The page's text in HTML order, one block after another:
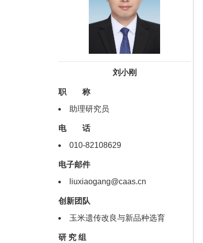
刘小刚
职 称
助理研究员
电 话
010-82108629
电子邮件
liuxiaogang@caas.cn
创新团队
玉米遗传改良与新品种选育
研 究 组